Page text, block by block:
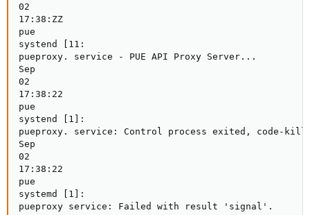
02
17:38:ZZ
pue
systend [11:
pueproxy. service - PUE API Proxy Server...
Sep
02
17:38:22
pue
systend [1]:
pueproxy. service: Control process exited, code-
Sep
02
17:38:22
pue
systemd [1]:
pueproxy service: Failed with result 'signal'.